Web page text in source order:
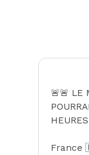
🚨🚨 LE
France